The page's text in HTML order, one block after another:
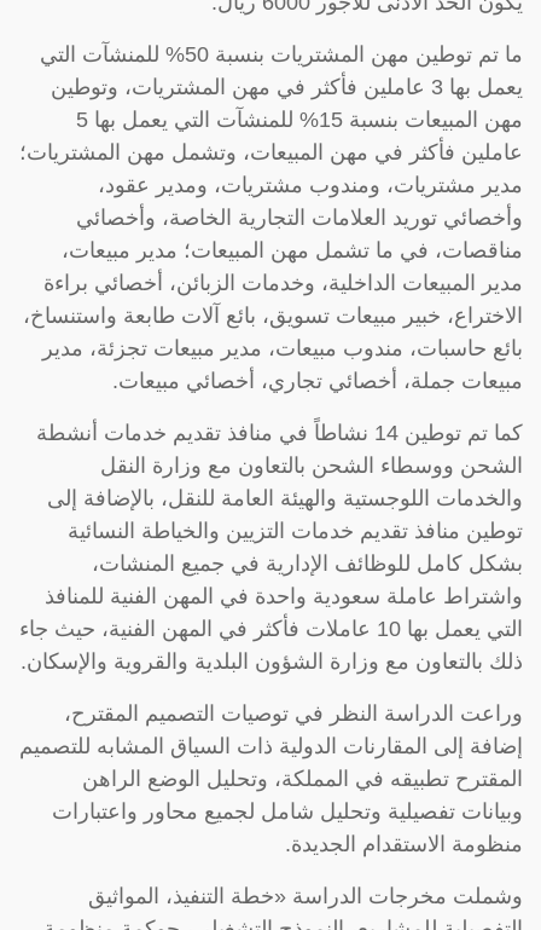
ما تم توطين مهن المشتريات بنسبة 50% للمنشآت التي
يعمل بها 3 عاملين فأكثر في مهن المشتريات، وتوطين
مهن المبيعات بنسبة 15% للمنشآت التي يعمل بها 5
عاملين فأكثر في مهن المبيعات، وتشمل مهن المشتريات؛
مدير مشتريات، ومندوب مشتريات، ومدير عقود،
وأخصائي توريد العلامات التجارية الخاصة، وأخصائي
مناقصات، في ما تشمل مهن المبيعات؛ مدير مبيعات،
مدير المبيعات الداخلية، وخدمات الزبائن، أخصائي براءة
الاختراع، خبير مبيعات تسويق، بائع آلات طابعة واستنساخ،
بائع حاسبات، مندوب مبيعات، مدير مبيعات تجزئة، مدير
مبيعات جملة، أخصائي تجاري، أخصائي مبيعات.
كما تم توطين 14 نشاطاً في منافذ تقديم خدمات أنشطة
الشحن ووسطاء الشحن بالتعاون مع وزارة النقل
والخدمات اللوجستية والهيئة العامة للنقل، بالإضافة إلى
توطين منافذ تقديم خدمات التزيين والخياطة النسائية
بشكل كامل للوظائف الإدارية في جميع المنشات،
واشتراط عاملة سعودية واحدة في المهن الفنية للمنافذ
التي يعمل بها 10 عاملات فأكثر في المهن الفنية، حيث جاء
ذلك بالتعاون مع وزارة الشؤون البلدية والقروية والإسكان.
وراعت الدراسة النظر في توصيات التصميم المقترح،
إضافة إلى المقارنات الدولية ذات السياق المشابه للتصميم
المقترح تطبيقه في المملكة، وتحليل الوضع الراهن
وبيانات تفصيلية وتحليل شامل لجميع محاور واعتبارات
منظومة الاستقدام الجديدة.
وشملت مخرجات الدراسة «خطة التنفيذ، المواثيق